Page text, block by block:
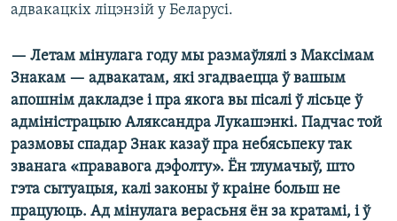
адвакацкіх ліцэнзій у Беларусі.
— Летам мінулага году мы размаўлялі з Максімам
Знакам — адвакатам, які згадваецца ў вашым
апошнім дакладзе і пра якога вы пісалі ў лісьце ў
адміністрацыю Аляксандра Лукашэнкі. Падчас той
размовы спадар Знак казаў пра небясьпеку так
званага «прававога дэфолту». Ён тлумачыў, што
гэта сытуацыя, калі законы ў краіне больш не
працуюць. Ад мінулага верасьня ён за кратамі, і ў